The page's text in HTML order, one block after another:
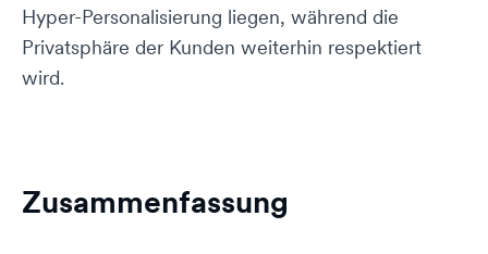
Hyper-Personalisierung liegen, während die
Privatsphäre der Kunden weiterhin respektiert
wird.
Zusammenfassung